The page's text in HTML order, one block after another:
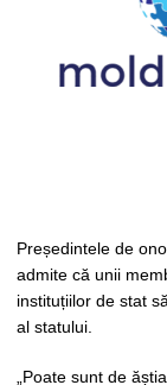
Președintele de
admite că unii
instituțiilor de stat
al statului.
„Poate sunt de